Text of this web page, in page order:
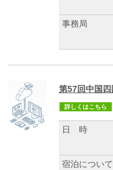
事務局
第57回中国
詳しくはこちら
日 時
宿泊について